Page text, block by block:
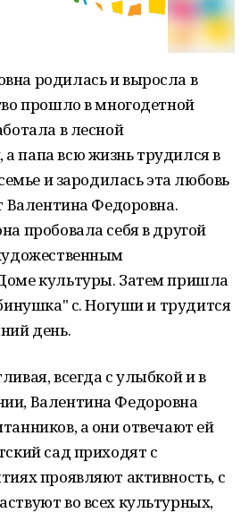
родилась и выросла в
прошло в многодетной
в лесной
папа всю жизнь трудился в
и зародилась эта любовь
Валентина Федоровна.
пробовала себя в другой
культуры. Затем пришла
с. Ногуши и трудится
день.
всегда с улыбкой и в
Валентина Федоровна
а они отвечают ей
сад приходят с
проявляют активность, с
во всех культурных,